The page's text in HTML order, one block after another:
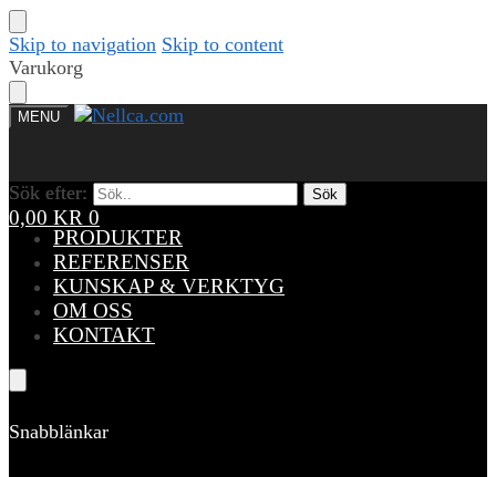
Skip to navigation Skip to content
Varukorg
MENU
Sök efter: Sök
0,00 KR 0
Sök efter: Sök
PRODUKTER
REFERENSER
KUNSKAP & VERKTYG
OM OSS
KONTAKT
Snabblänkar